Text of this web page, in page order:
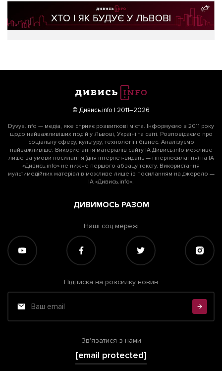
© Дивись.info | 2011–2026
Dyvys.info — медіа, яке сприяє розвиткові міста. Інформуємо з 2011 року
щодо найважливіших подій у Львові, Україні та світі. Розповідаємо про
соціальну сферу, культуру, технології і бізнес. Аналізуємо
найважливіше. Використання матеріалів сайту ІА Дивись.info можливе
лише за умови посилання (для інтернет-видань — гіперпосилання) на ІА
«Дивись.info» не нижче першого абзацу тексту. Використання
мультимедійних матеріалів можливе лише із посиланням на джерело —
ІА «Дивись.info».
ДИВИМОСЬ РАЗОМ
Наші соц мережі
Підписка на розсилку новин
Зв'язатися з нами
[email protected]